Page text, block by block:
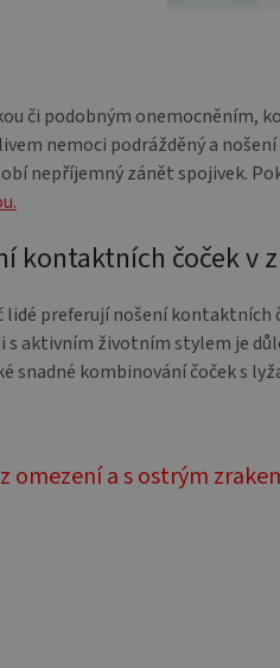
či podobným onemocněním,
nemoci podrážděný a
nepříjemný zánět spojivek.
kontaktních čoček v
lidé preferují nošení kontaktních
s aktivním životním stylem je
snadné kombinování čoček s
omezení a s ostrým